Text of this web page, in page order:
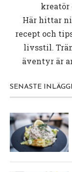
kreatör
Här hittar ni
recept och
livsstil.
äventyr är
SENASTE